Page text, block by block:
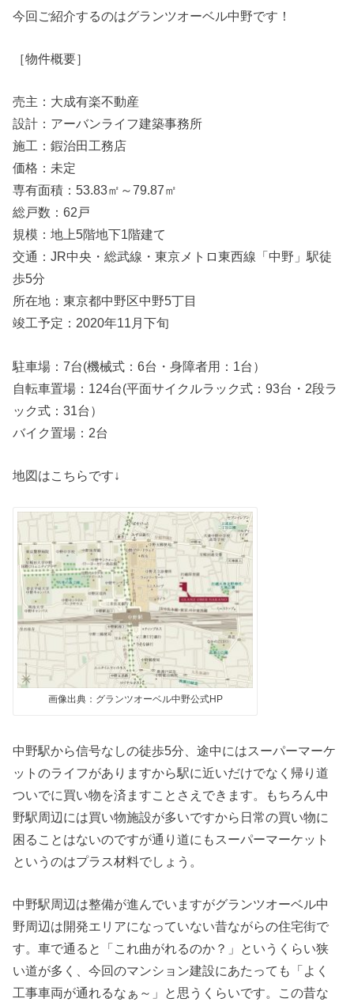
今回ご紹介するのはグランツオーベル中野です！
［物件概要］
売主：大成有楽不動産
設計：アーバンライフ建築事務所
施工：鍜治田工務店
価格：未定
専有面積：53.83㎡～79.87㎡
総戸数：62戸
規模：地上5階地下1階建て
交通：JR中央・総武線・東京メトロ東西線「中野」駅徒
歩5分
所在地：東京都中野区中野5丁目
竣工予定：2020年11月下旬
駐車場：7台(機械式：6台・身障者用：1台）
自転車置場：124台(平面サイクルラック式：93台・2段ラ
ック式：31台）
バイク置場：2台
地図はこちらです↓
画像出典：グランツオーベル中野公式HP
中野駅から信号なしの徒歩5分、途中にはスーパーマーケ
ットのライフがありますから駅に近いだけでなく帰り道
ついでに買い物を済ますことさえできます。もちろん中
野駅周辺には買い物施設が多いですから日常の買い物に
困ることはないのですが通り道にもスーパーマーケット
というのはプラス材料でしょう。
中野駅周辺は整備が進んでいますがグランツオーベル中
野周辺は開発エリアになっていない昔ながらの住宅街で
す。車で通ると「これ曲がれるのか？」というくらい狭
い道が多く、今回のマンション建設にあたっても「よく
工事車両が通れるなぁ～」と思うくらいです。この昔な